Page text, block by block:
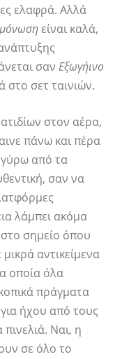
ελαφρά. Αλλά
είναι καλά,
σαν Εξωγήινο
στο σετ ταινιών.
στον αέρα,
πάνω και πέρα
από τα
σαν να
λάμπει ακόμα
σημείο όπου
αντικείμενα
οποία όλα
πράγματα
ήχου από τους
πινελιά. Ναι, η
σε όλο το